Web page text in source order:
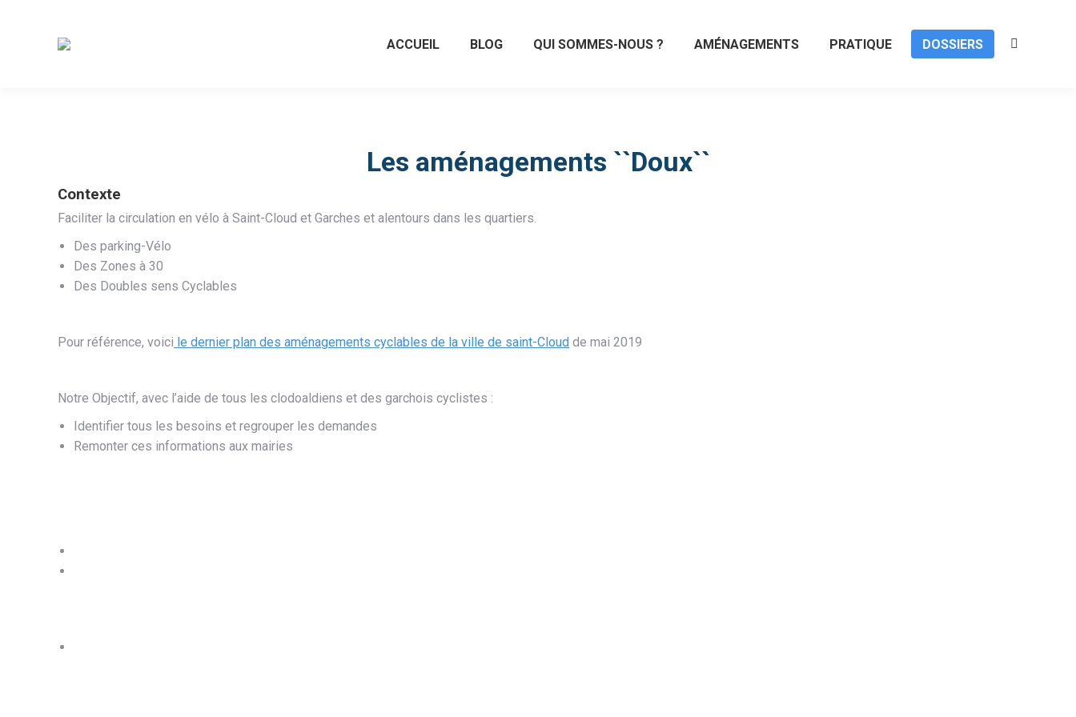
ACCUEIL BLOG QUI SOMMES-NOUS ? AMÉNAGEMENTS PRATIQUE DOSSIERS
Recherche
Les aménagements ``Doux``
Contexte
Faciliter la circulation en vélo à Saint-Cloud et Garches et alentours dans les quartiers.
Des parking-Vélo
Des Zones à 30
Des Doubles sens Cyclables
Pour référence, voici le dernier plan des aménagements cyclables de la ville de saint-Cloud de mai 2019
Notre Objectif, avec l’aide de tous les clodoaldiens et des garchois cyclistes :
Identifier tous les besoins et regrouper les demandes
Remonter ces informations aux mairies